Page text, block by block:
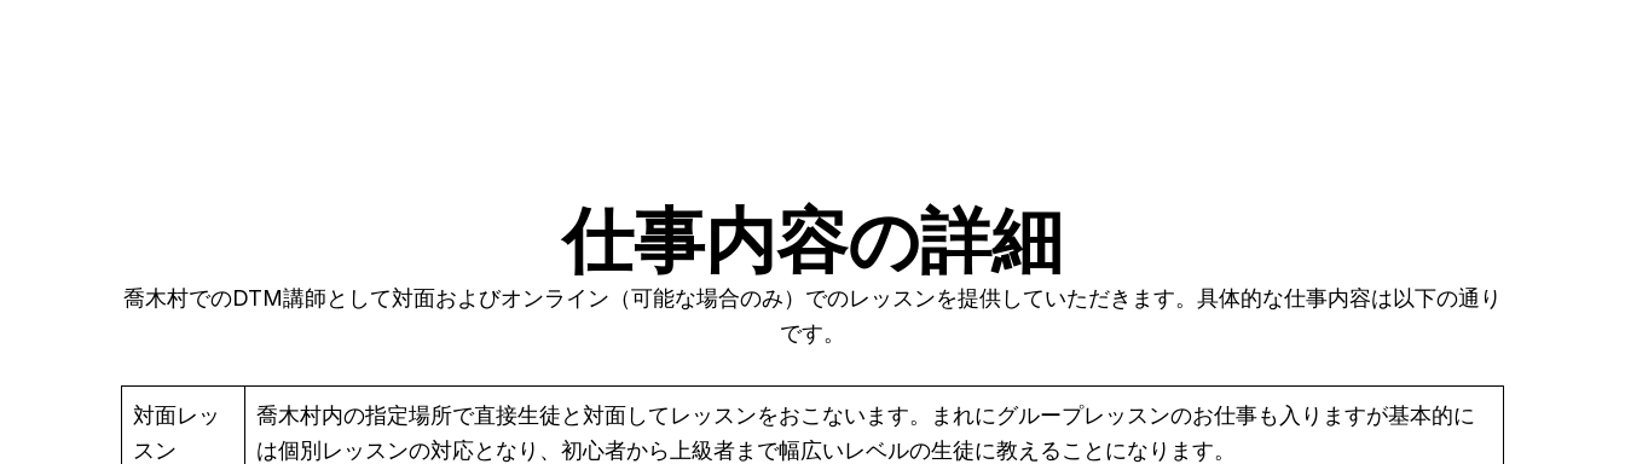
仕事内容の詳細
喬木村でのDTM講師として対面およびオンライン（可能な場合のみ）でのレッスンを提供していただきます。具体的な仕事内容は以下の通り
です。
対面レッ
スン
喬木村内の指定場所で直接生徒と対面してレッスンをおこないます。まれにグループレッスンのお仕事も入りますが基本的に
は個別レッスンの対応となり、初心者から上級者まで幅広いレベルの生徒に教えることになります。